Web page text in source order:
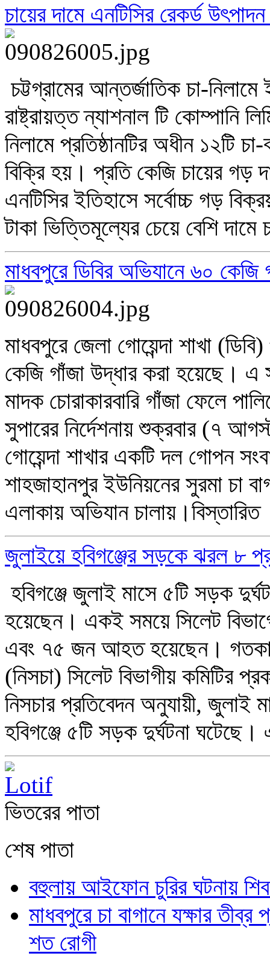
চায়ের দামে এনটিসির রেকর্ড
চট্টগ্রামের আন্তর্জাতিক চা-নিলামে
রাষ্ট্রায়ত্ত ন্যাশনাল টি
নিলামে প্রতিষ্ঠানটির অধীন ১২টি
বিক্রি হয়। প্রতি কেজি চায়ের গড়
এনটিসির ইতিহাসে সর্বোচ্চ গড়
টাকা ভিত্তিমূল্যের চেয়ে বেশি
মাধবপুরে ডিবির অভিযানে ৬০ কেজি
মাধবপুরে জেলা গোয়েন্দা শাখা
কেজি গাঁজা উদ্ধার করা হয়েছে। এ
মাদক চোরাকারবারি গাঁজা ফেলে
সুপারের নির্দেশনায় শুক্রবার (৭
গোয়েন্দা শাখার একটি দল গোপন
শাহজাহানপুর ইউনিয়নের সুরমা চা
এলাকায় অভিযান চালায়। বিস্তারিত
জুলাইয়ে হবিগঞ্জের সড়কে ঝরল ৮
হবিগঞ্জে জুলাই মাসে ৫টি সড়ক
হয়েছেন। একই সময়ে সিলেট
এবং ৭৫ জন আহত হয়েছেন।
(নিসচা) সিলেট বিভাগীয় কমিটির
নিসচার প্রতিবেদন অনুযায়ী, জুলাই
হবিগঞ্জে ৫টি সড়ক দুর্ঘটনা
ভিতরের পাতা
শেষ পাতা
বহুলায় আইফোন চুরির ঘটনায়
মাধবপুরে চা বাগানে যক্ষার
শত রোগী